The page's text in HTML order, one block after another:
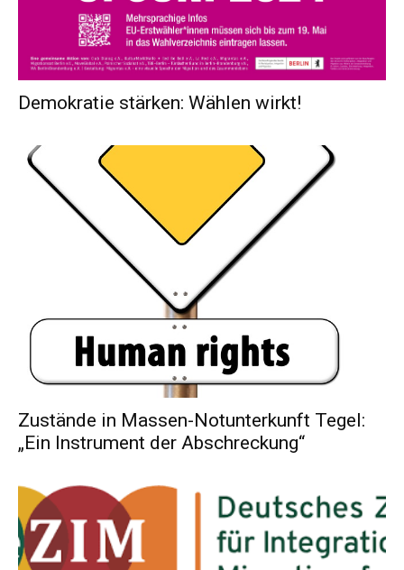
Demokratie stärken: Wählen wirkt!
Zustände in Massen-Notunterkunft Tegel:
„Ein Instrument der Abschreckung“